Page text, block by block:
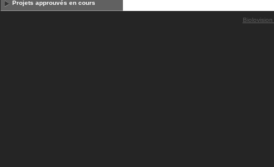
Projets approuvés en cours
Biolovision